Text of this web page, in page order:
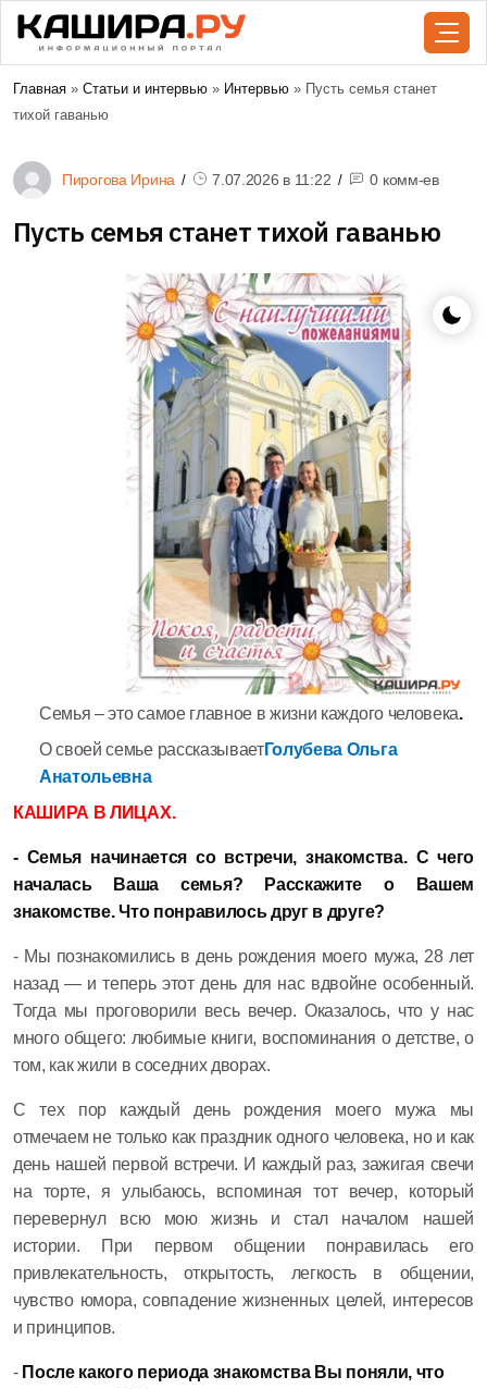
Главная » Статьи и интервью » Интервью » Пусть семья станет
тихой гаванью
Пирогова Ирина 7.07.2026 в 11:22 0 комм-ев
Пусть семья станет тихой гаванью
Семья – это самое главное в жизни каждого человека.
О своей семье рассказываетГолубева Ольга
Анатольевна
КАШИРА В ЛИЦАХ.
- Семья начинается со встречи, знакомства. С чего
началась Ваша семья? Расскажите о Вашем
знакомстве. Что понравилось друг в друге?
- Мы познакомились в день рождения моего мужа, 28 лет
назад — и теперь этот день для нас вдвойне особенный.
Тогда мы проговорили весь вечер. Оказалось, что у нас
много общего: любимые книги, воспоминания о детстве, о
том, как жили в соседних дворах.
С тех пор каждый день рождения моего мужа мы
отмечаем не только как праздник одного человека, но и как
день нашей первой встречи. И каждый раз, зажигая свечи
на торте, я улыбаюсь, вспоминая тот вечер, который
перевернул всю мою жизнь и стал началом нашей
истории. При первом общении понравилась его
привлекательность, открытость, легкость в общении,
чувство юмора, совпадение жизненных целей, интересов
и принципов.
- После какого периода знакомства Вы поняли, что